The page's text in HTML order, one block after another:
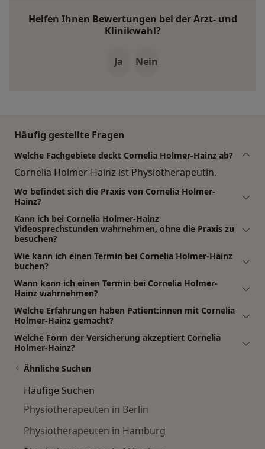
Helfen Ihnen Bewertungen bei der Arzt- und
Klinikwahl?
Ja Nein
Häufig gestellte Fragen
Welche Fachgebiete deckt Cornelia Holmer-Hainz ab?
Cornelia Holmer-Hainz ist Physiotherapeutin.
Wo befindet sich die Praxis von Cornelia Holmer-
Hainz?
Kann ich bei Cornelia Holmer-Hainz
Videosprechstunden wahrnehmen, ohne die Praxis zu
besuchen?
Wie kann ich einen Termin bei Cornelia Holmer-Hainz
buchen?
Wann kann ich einen Termin bei Cornelia Holmer-
Hainz wahrnehmen?
Welche Erfahrungen haben Patient:innen mit Cornelia
Holmer-Hainz gemacht?
Welche Form der Versicherung akzeptiert Cornelia
Holmer-Hainz?
Ähnliche Suchen
Häufige Suchen
Physiotherapeuten in Berlin
Physiotherapeuten in Hamburg